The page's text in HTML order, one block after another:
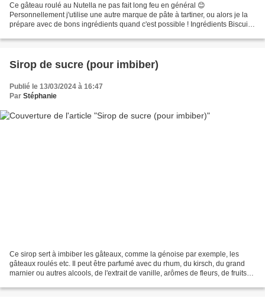
Ce gâteau roulé au Nutella ne pas fait long feu en général 😊
Personnellement j'utilise une autre marque de pâte à tartiner, ou alors je la
prépare avec de bons ingrédients quand c'est possible ! Ingrédients Biscuit
Sirop de sucre (pour imbiber)
Publié le 13/03/2024 à 16:47
Par Stéphanie
Ce sirop sert à imbiber les gâteaux, comme la génoise par exemple, les
gâteaux roulés etc. Il peut être parfumé avec du rhum, du kirsch, du grand
marnier ou autres alcools, de l'extrait de vanille, arômes de fleurs, de fruits